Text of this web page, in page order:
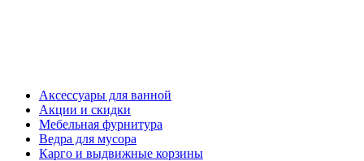
Аксессуары для ванной
Акции и скидки
Мебельная фурнитура
Ведра для мусора
Карго и выдвижные корзины